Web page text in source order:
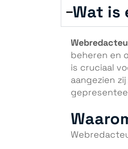
Wat is
beheren en
is cruciaal
aangezien